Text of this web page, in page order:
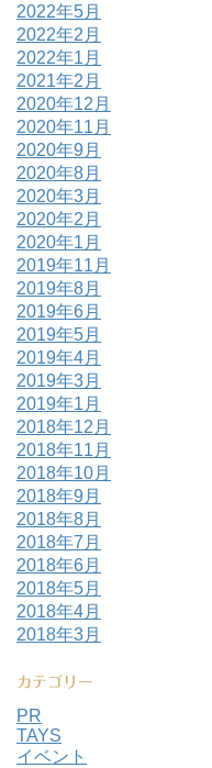
2022年5月
2022年2月
2022年1月
2021年2月
2020年12月
2020年11月
2020年9月
2020年8月
2020年3月
2020年2月
2020年1月
2019年11月
2019年8月
2019年6月
2019年5月
2019年4月
2019年3月
2019年1月
2018年12月
2018年11月
2018年10月
2018年9月
2018年8月
2018年7月
2018年6月
2018年5月
2018年4月
2018年3月
カテゴリー
PR
TAYS
イベント